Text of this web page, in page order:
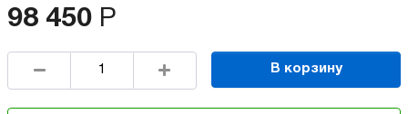
98 450 Р
В корзину